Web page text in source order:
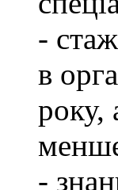
-
в
року,
-